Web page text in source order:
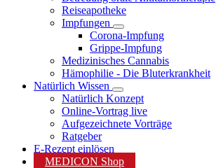
Reiseapotheke
Impfungen
Corona-Impfung
Grippe-Impfung
Medizinisches Cannabis
Hämophilie - Die Bluterkrankheit
Natürlich Wissen
Natürlich Konzept
Online-Vortrag live
Aufgezeichnete Vorträge
Ratgeber
E-Rezept einlösen
MEDICON Shop